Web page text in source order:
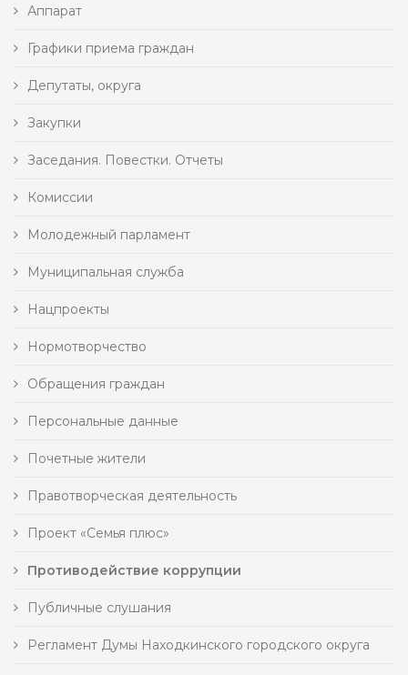
Аппарат
Графики приема граждан
Депутаты, округа
Закупки
Заседания. Повестки. Отчеты
Комиссии
Молодежный парламент
Муниципальная служба
Нацпроекты
Нормотворчество
Обращения граждан
Персональные данные
Почетные жители
Правотворческая деятельность
Проект «Семья плюс»
Противодействие коррупции
Публичные слушания
Регламент Думы Находкинского городского округа